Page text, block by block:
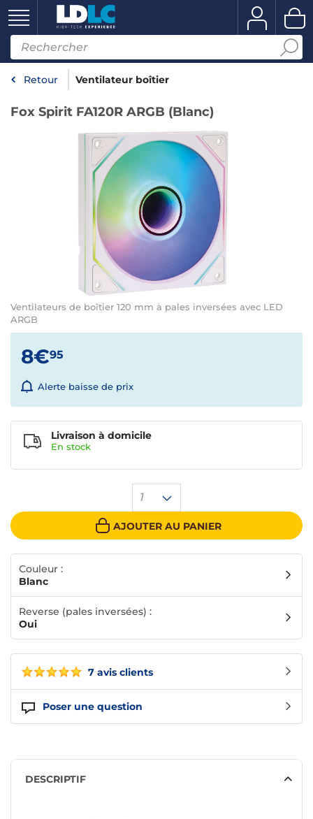
Retour Ventilateur boîtier
Fox Spirit FA120R ARGB (Blanc)
Ventilateurs de boîtier 120 mm à pales inversées avec LED
ARGB
7 avis clients
Poser une question
8€95
Alerte baisse de prix
1
AJOUTER AU PANIER
Livraison à domicile
En stock
Couleur :
Blanc
Reverse (pales inversées) :
Oui
DESCRIPTIF